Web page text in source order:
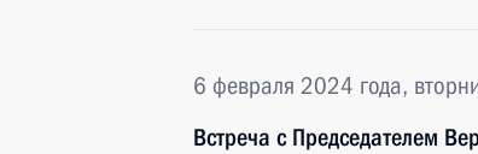
6 февраля 2024 года,
Встреча с Председателем